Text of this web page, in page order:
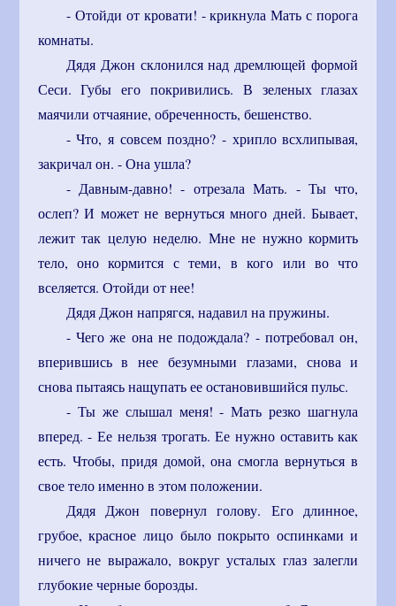
- Отойди от кровати! - крикнула Мать с порога
комнаты.
Дядя Джон склонился над дремлющей формой
Сеси. Губы его покривились. В зеленых глазах
маячили отчаяние, обреченность, бешенство.
- Что, я совсем поздно? - хрипло всхлипывая,
закричал он. - Она ушла?
- Давным-давно! - отрезала Мать. - Ты что,
ослеп? И может не вернуться много дней. Бывает,
лежит так целую неделю. Мне не нужно кормить
тело, оно кормится с теми, в кого или во что
вселяется. Отойди от нее!
Дядя Джон напрягся, надавил на пружины.
- Чего же она не подождала? - потребовал он,
вперившись в нее безумными глазами, снова и
снова пытаясь нащупать ее остановившийся пульс.
- Ты же слышал меня! - Мать резко шагнула
вперед. - Ее нельзя трогать. Ее нужно оставить как
есть. Чтобы, придя домой, она смогла вернуться в
свое тело именно в этом положении.
Дядя Джон повернул голову. Его длинное,
грубое, красное лицо было покрыто оспинками и
ничего не выражало, вокруг усталых глаз залегли
глубокие черные борозды.